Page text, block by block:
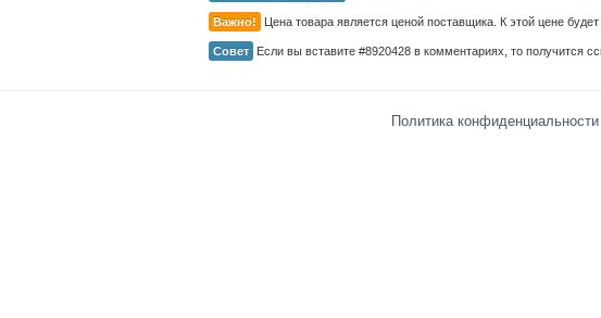
Важно! Цена товара является ценой поставщика. К этой цене
Совет Если вы вставите #8920428 в комментариях, то получится
Политика конфиденциальности